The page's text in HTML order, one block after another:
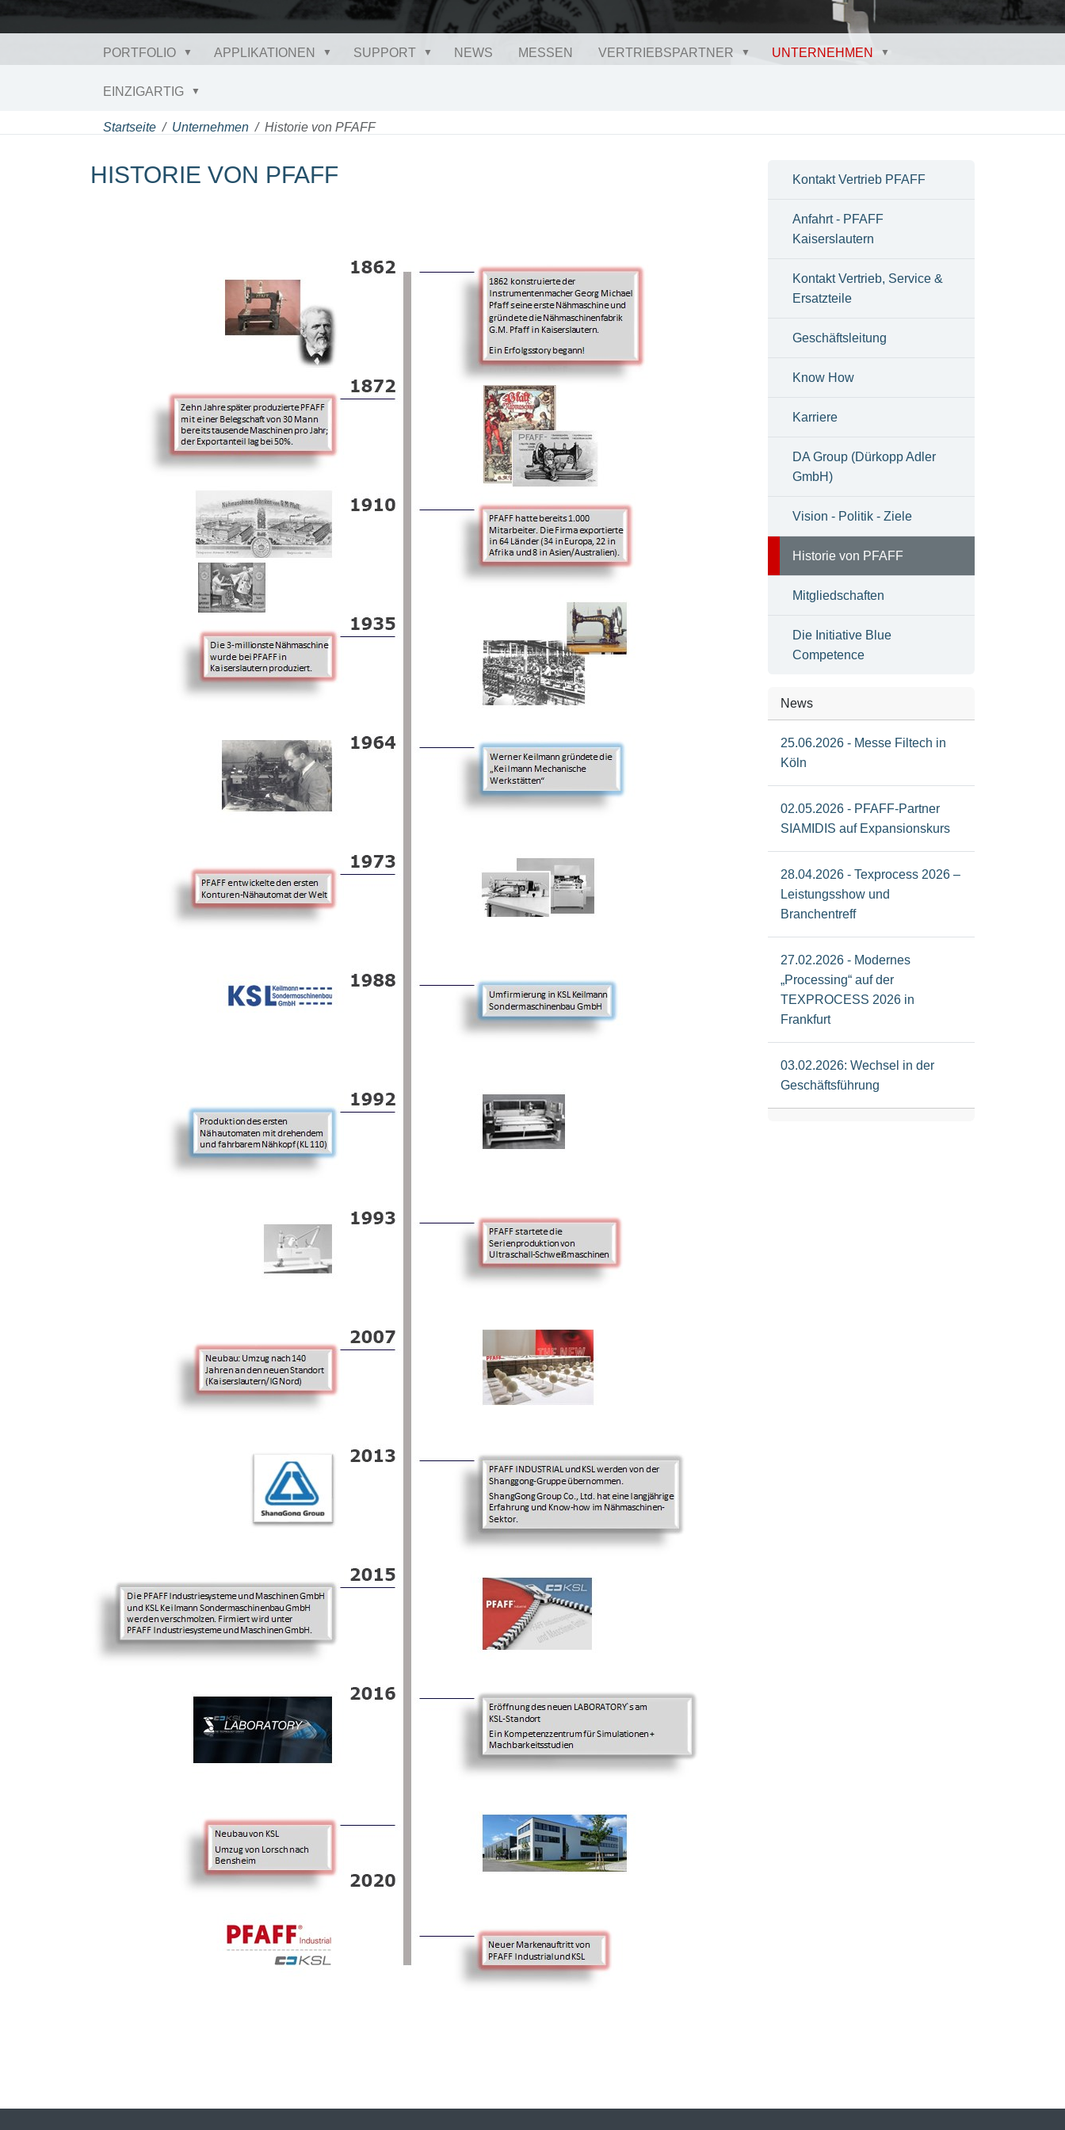
PORTFOLIO APPLIKATIONEN SUPPORT NEWS MESSEN VERTRIEBSPARTNER UNTERNEHMEN
EINZIGARTIG
Startseite Unternehmen Historie von PFAFF
HISTORIE VON PFAFF Kontakt Vertrieb PFAFF
Anfahrt - PFAFF
Kaiserslautern
Kontakt Vertrieb, Service &
Ersatzteile
Geschäftsleitung
Know How
Karriere
DA Group (Dürkopp Adler
GmbH)
Vision - Politik - Ziele
Historie von PFAFF
Mitgliedschaften
Die Initiative Blue
Competence
News
25.06.2026 - Messe Filtech in
Köln
02.05.2026 - PFAFF-Partner
SIAMIDIS auf Expansionskurs
28.04.2026 - Texprocess 2026 –
Leistungsshow und
Branchentreff
27.02.2026 - Modernes
„Processing“ auf der
TEXPROCESS 2026 in
Frankfurt
03.02.2026: Wechsel in der
Geschäftsführung